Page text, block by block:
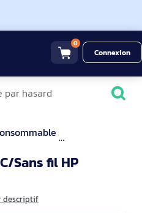
0
Connexion
Sans fil HP
descriptif